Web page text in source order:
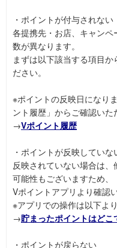
・ポイントが付与されない
各提携先・お店、キャン
数が異なります。
まずは以下該当する項目
ださい。
※ポイントの反映日になり
ント履歴」からご確認いた
→Vポイント履歴
・ポイントが反映していな
反映されていない場合は
可能性もございますため、
Vポイントアプリより確認
※アプリでの操作は以下よ
→貯まったポイントはど
・ポイントが戻らない